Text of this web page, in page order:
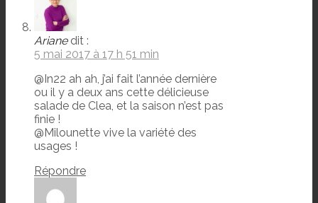
Ariane dit :
5 mai 2017 à 17 h 51 min
@In22 ah ah, j’ai fait l’année dernière
ou il y a deux ans cette délicieuse
salade de Clea, et la saison n’est pas
finie !
@Milounette vive la variété des
usages !
Répondre